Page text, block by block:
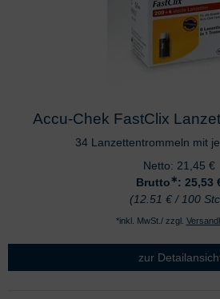
Accu-Chek FastClix
34 Lanzettentrommeln mit
Netto: 21,45 €
Brutto∗: 25,53
(12.51 € / 100
*inkl. MwSt./ zzgl.
zur